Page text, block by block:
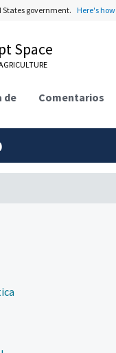
States government. Here's
Space
de Comentarios